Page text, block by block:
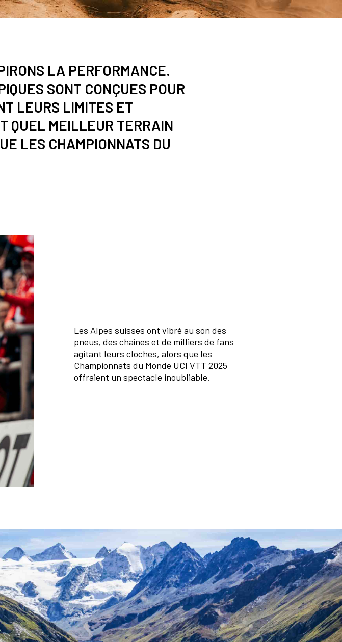
LA PERFORMANCE.
SONT CONÇUES POUR
LEURS LIMITES ET
QUEL MEILLEUR TERRAIN
LES CHAMPIONNATS DU
Les Alpes suisses ont vibré au son des
pneus, des chaînes et de milliers de fans
agitant leurs cloches, alors que les
Championnats du Monde UCI VTT 2025
offraient un spectacle inoubliable.